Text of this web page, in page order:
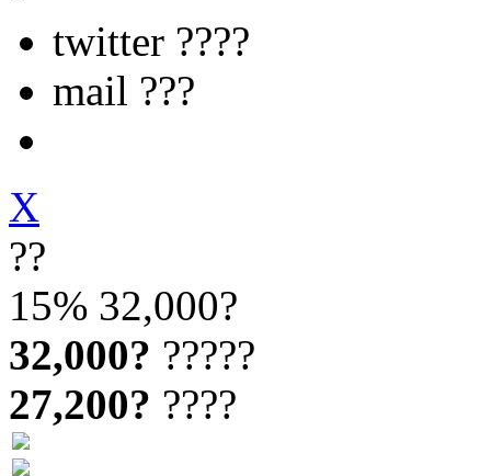
twitter ????
mail ???
X
??
15% 32,000?
32,000? ?????
27,200? ????